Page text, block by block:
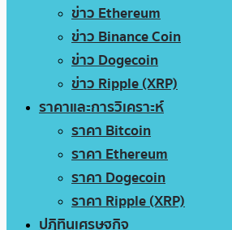
ข่าว Ethereum
ข่าว Binance Coin
ข่าว Dogecoin
ข่าว Ripple (XRP)
ราคาและการวิเคราะห์
ราคา Bitcoin
ราคา Ethereum
ราคา Dogecoin
ราคา Ripple (XRP)
ปฏิทินเศรษฐกิจ